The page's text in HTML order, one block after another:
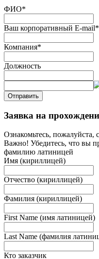
ФИО*
Ваш корпоративный E-mail*
Компания*
Должность
Отправить
Заявка на
Ознакомьтесь, пожалуйста,
Важно! Убедитесь, что вы
фамилию латиницей
Имя (кириллицей)
Отчество (кириллицей)
Фамилия (кириллицей)
First Name (имя латиницей)
Last Name (фамилия
Кто заказчик